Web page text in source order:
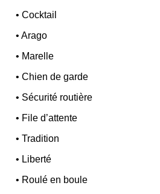
•Cocktail
•Arago
• Marelle
•Chien de garde
• Sécurité routière
• File d’attente
•Tradition
• Liberté
• Roulé en boule